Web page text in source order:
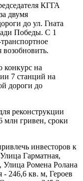
КГГА
двумя
до ул. Гната
Победы. С 1
возобновить.
конкурс на
7 станций на
дороги до
реконструкции
млн гривен, сроки
инвесторов к
Гарматная,
Улица Ромена Ролана
246,6 кв. м, Героев